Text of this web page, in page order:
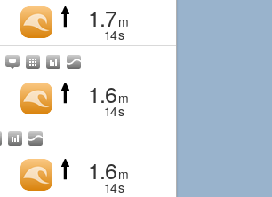
1.7m
14s
1.6m
14s
1.6m
14s